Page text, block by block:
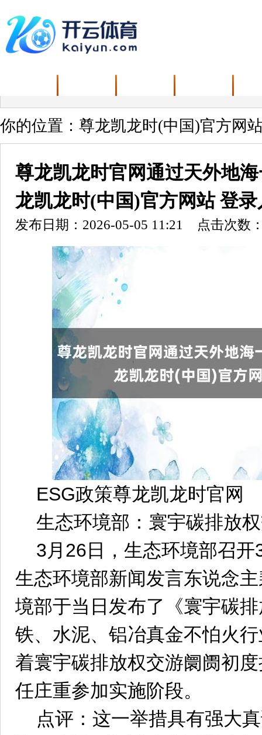
你的位置： 尊龙凯龙时(中国)官方网
尊龙凯龙时官网通过天外地
龙凯龙时(中国)官方网站 登录
发布日期：2026-05-05 11:21 点击次数
ESG政策尊龙凯龙时官网
生态环境部：寰宇碳排放
3月26日，生态环境部召
生态环境部新闻发言东说念
境部于当日发布了《寰宇碳
铁、水泥、铝冶真金不怕火
着寰宇碳排放权交游阛阓初
任庄重参加实施阶段。
点评：这一举措具有强大